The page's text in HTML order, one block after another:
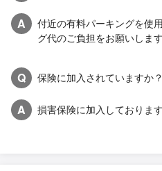
A
付近の有料パーキングを使
グ代のご負担をお願いします
Q 保険に加入されていますか？
A 損害保険に加入しております